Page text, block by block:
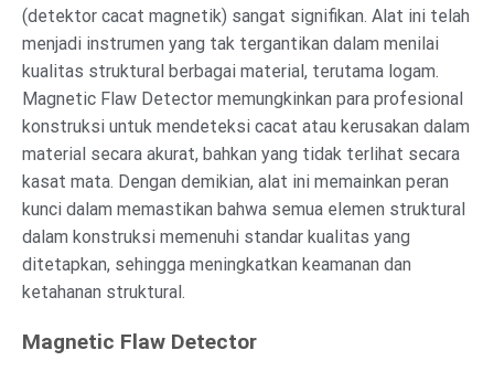
(detektor cacat magnetik) sangat signifikan. Alat ini telah
menjadi instrumen yang tak tergantikan dalam menilai
kualitas struktural berbagai material, terutama logam.
Magnetic Flaw Detector memungkinkan para profesional
konstruksi untuk mendeteksi cacat atau kerusakan dalam
material secara akurat, bahkan yang tidak terlihat secara
kasat mata. Dengan demikian, alat ini memainkan peran
kunci dalam memastikan bahwa semua elemen struktural
dalam konstruksi memenuhi standar kualitas yang
ditetapkan, sehingga meningkatkan keamanan dan
ketahanan struktural.
Magnetic Flaw Detector